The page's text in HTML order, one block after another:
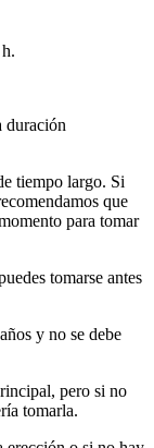
duración
tiempo largo. Si
que
para tomar
tomarse antes
y no se debe
pero si no
tomarla.